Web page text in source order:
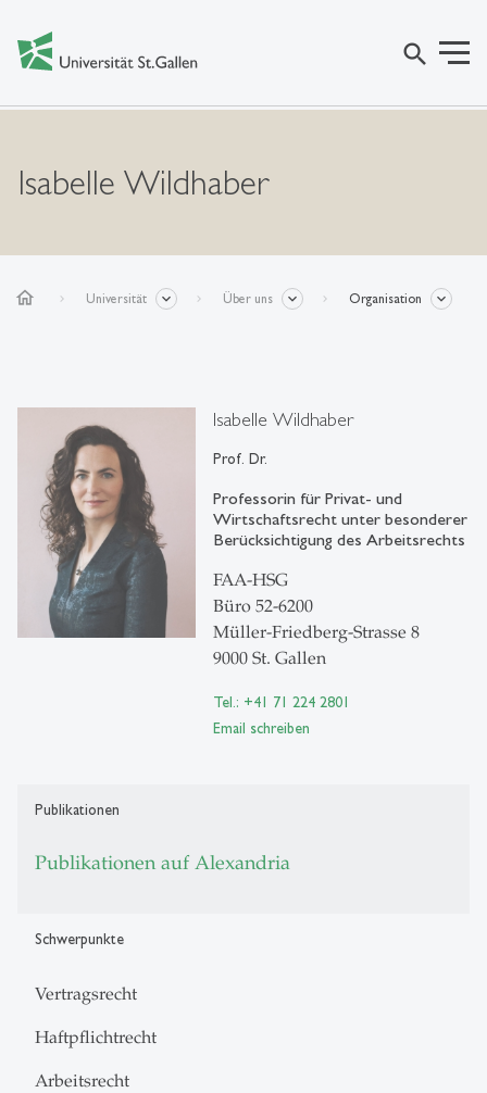
search
Isabelle Wildhaber
home Universität Über uns Organisation
Isabelle Wildhaber
Prof. Dr.
Professorin für Privat- und
Wirtschaftsrecht unter besonderer
Berücksichtigung des Arbeitsrechts
FAA-HSG
Büro 52-6200
Müller-Friedberg-Strasse 8
9000 St. Gallen
Tel.: +41 71 224 2801
Email schreiben
Publikationen
Publikationen auf Alexandria
Schwerpunkte
Vertragsrecht
Haftpflichtrecht
Arbeitsrecht